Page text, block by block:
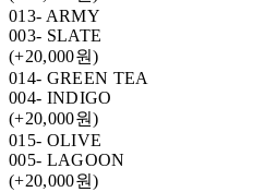
013- ARMY
003- SLATE
(+20,000원)
014- GREEN TEA
004- INDIGO
(+20,000원)
015- OLIVE
005- LAGOON
(+20,000원)